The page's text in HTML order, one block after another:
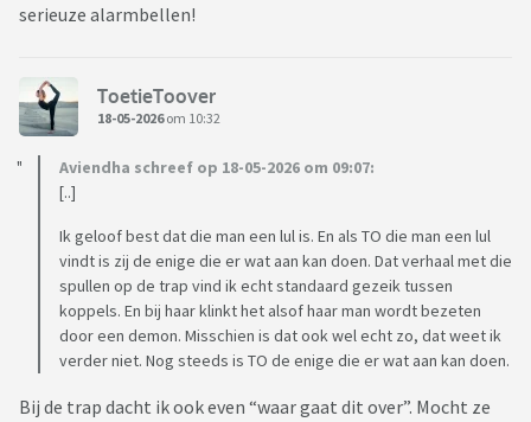
serieuze alarmbellen!
ToetieToover
18-05-2026om 10:32
Aviendha schreef op 18-05-2026 om 09:07:
[..]
Ik geloof best dat die man een lul is. En als TO die man een lul
vindt is zij de enige die er wat aan kan doen. Dat verhaal met die
spullen op de trap vind ik echt standaard gezeik tussen
koppels. En bij haar klinkt het alsof haar man wordt bezeten
door een demon. Misschien is dat ook wel echt zo, dat weet ik
verder niet. Nog steeds is TO de enige die er wat aan kan doen.
Bij de trap dacht ik ook even “waar gaat dit over”. Mocht ze